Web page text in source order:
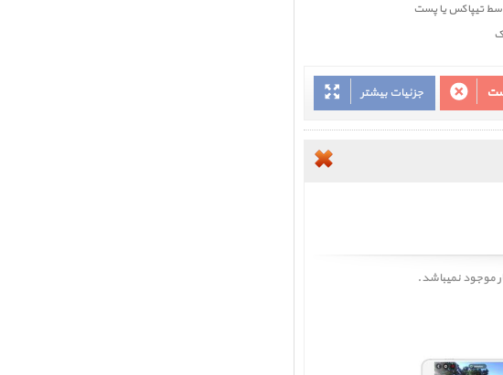
تیپاکس یا پست
جزئیات بیشتر